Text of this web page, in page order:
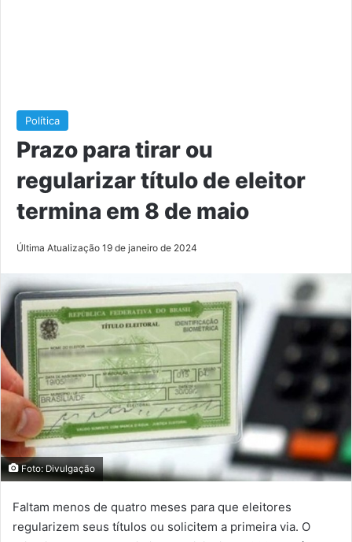
Política
Prazo para tirar ou
regularizar título de eleitor
termina em 8 de maio
Última Atualização 19 de janeiro de 2024
Foto: Divulgação
Faltam menos de quatro meses para que eleitores
regularizem seus títulos ou solicitem a primeira via. O